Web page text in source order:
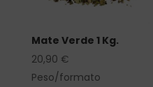
Mate Verde 1 Kg.
20,90 €
Peso/formato